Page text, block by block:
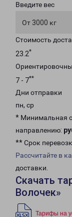
Введите вес
От 3000 кг
Стоимость
23.2*
7 - 7**
Дни отправки
пн, ср
* Минимальная
направлению:
** Срок
Рассчитайте в
доставки.
Скачать
Волочек»
Тарифы на